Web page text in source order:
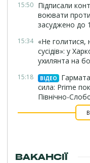
15:50 Підписали
воювати проти
засуджено до
15:34 «Не голитися,
сусідів»: у
ухилянта на
15:18 ВІДЕО
сила: Prime
Північно-
ВАКАНСІЇ